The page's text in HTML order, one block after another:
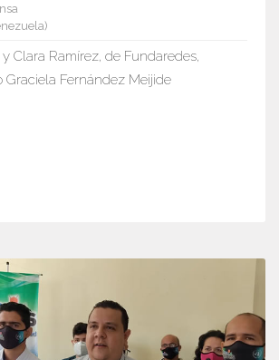
y Clara Ramírez, de Fundaredes,
Graciela Fernández Meijide